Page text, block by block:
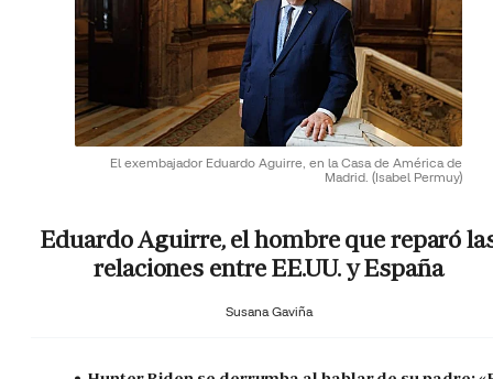
El exembajador Eduardo Aguirre, en la Casa de América de
Madrid. (Isabel Permuy)
Eduardo Aguirre, el hombre que reparó
relaciones entre EE.UU. y España
Susana Gaviña